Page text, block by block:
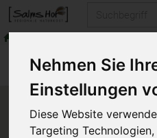
Nehmen Sie
Einstellungen
Diese Website
Targeting
Produkte
Konserven & Fertiges
Produkt
Demeter" nicht